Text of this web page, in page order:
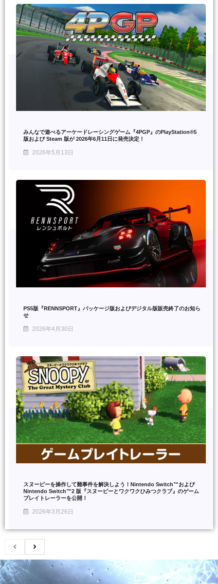
みんなで遊べるアーケードレーシングゲーム『4PGP』のPlayStation®5
版および Steam 版が 2026年6月11日に発売決定！
2026年5月13日
PS5版『RENNSPORT』パッケージ版およびデジタル版販売終了のお知ら
せ
2026年4月30日
スヌーピーを操作して難事件を解決しよう！Nintendo Switch™および
Nintendo Switch™2 版『スヌーピーとワクワクひみつクラブ』のゲーム
プレイトレーラーを公開！
2026年3月26日